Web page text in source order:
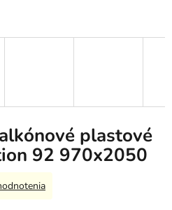
plastové
92 970x2050